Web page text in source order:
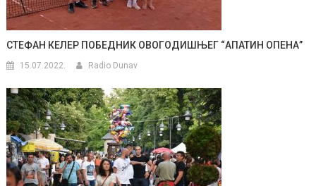
СТЕФАН КЕЛЕР ПОБЕДНИК ОВОГОДИШЊЕГ “АПАТИН ОПЕНА”
15.07.2022. Radio Dunav